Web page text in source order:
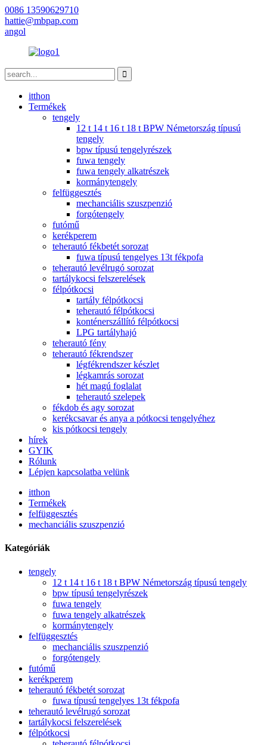
0086 13590629710
hattie@mbpap.com
angol
itthon
Termékek
tengely
12 t 14 t 16 t 18 t BPW Németország típusú
tengely
bpw típusú tengelyrészek
fuwa tengely
fuwa tengely alkatrészek
kormánytengely
felfüggesztés
mechanciális szuszpenzió
forgótengely
futómű
kerékperem
teherautó fékbetét sorozat
fuwa típusú tengelyes 13t fékpofa
teherautó levélrugó sorozat
tartálykocsi felszerelések
félpótkocsi
tartály félpótkocsi
teherautó félpótkocsi
konténerszállító félpótkocsi
LPG tartályhajó
teherautó fény
teherautó fékrendszer
légfékrendszer készlet
légkamrás sorozat
hét magú foglalat
teherautó szelepek
fékdob és agy sorozat
kerékcsavar és anya a pótkocsi tengelyéhez
kis pótkocsi tengely
hírek
GYIK
Rólunk
Lépjen kapcsolatba velünk
itthon
Termékek
felfüggesztés
mechanciális szuszpenzió
Kategóriák
tengely
12 t 14 t 16 t 18 t BPW Németország típusú tengely
bpw típusú tengelyrészek
fuwa tengely
fuwa tengely alkatrészek
kormánytengely
felfüggesztés
mechanciális szuszpenzió
forgótengely
futómű
kerékperem
teherautó fékbetét sorozat
fuwa típusú tengelyes 13t fékpofa
teherautó levélrugó sorozat
tartálykocsi felszerelések
félpótkocsi